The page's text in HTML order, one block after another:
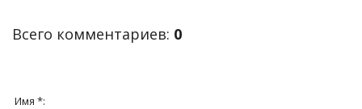
Всего комментариев: 0
Имя *: